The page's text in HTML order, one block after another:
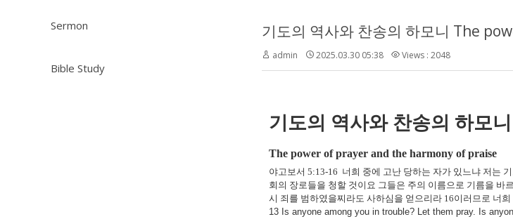
Sermon
Bible Study
기도의 역사와 찬송의 하모니 The
admin 2025.03.30 05:38 Views : 2048
기도의 역사와 찬송의 하모니
The power of prayer and the harmony of praise
야고보서 5:13-16 너희 중에 고난 당하는 자가 있느냐 저는
회의 장로들을 청할 것이요 그들은 주의 이름으로 기름을 바
시 죄를 범하였을찌라도 사하심을 얻으리라 16이러므로 너
13 Is anyone among you in trouble? Let them pray. Is